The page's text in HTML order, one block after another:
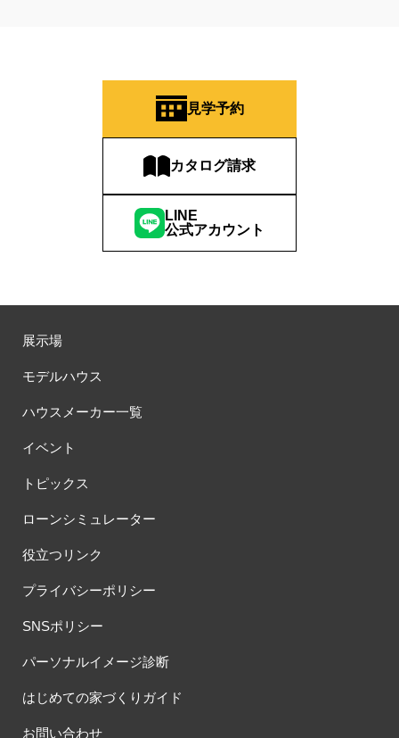
見学予約
カタログ請求
LINE
公式アカウント
展示場
モデルハウス
ハウスメーカー一覧
イベント
トピックス
ローンシミュレーター
役立つリンク
プライバシーポリシー
SNSポリシー
パーソナルイメージ診断
はじめての家づくりガイド
お問い合わせ